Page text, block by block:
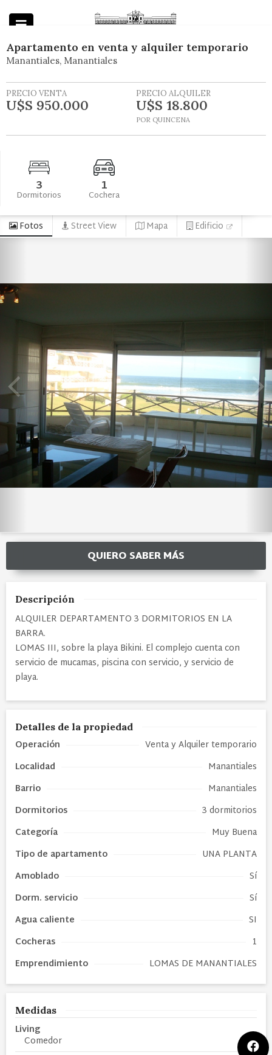
Apartamento en venta y alquiler temporario
Manantiales Manantiales
PRECIO VENTA
U$S 950.000
PRECIO ALQUILER
U$S 18.800
POR QUINCENA
3
Dormitorios 1
Cochera
Fotos Street View Mapa Edificio
QUIERO SABER MÁS
Descripción
ALQUILER DEPARTAMENTO 3 DORMITORIOS EN LA
BARRA.
LOMAS III, sobre la playa Bikini. El complejo cuenta con
servicio de mucamas, piscina con servicio, y servicio de
playa.
Detalles de la propiedad
Operación
Venta y Alquiler temporario
Localidad
Manantiales
Barrio
Manantiales
Dormitorios
3 dormitorios
Categoría
Muy Buena
Tipo de apartamento
UNA PLANTA
Amoblado
Sí
Dorm. servicio
Sí
Agua caliente
SI
Cocheras
1
Emprendimiento
LOMAS DE MANANTIALES
Medidas
Living
Comedor